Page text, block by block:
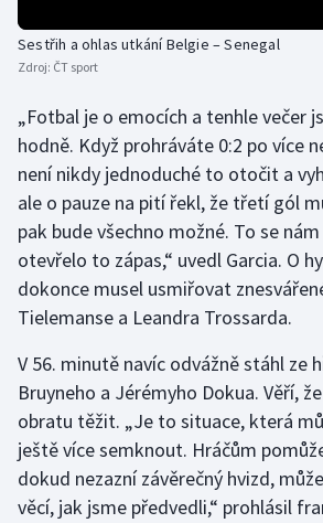
Olympijské hry
Parasport
Plavání
Plážový volejbal
Ragby
Rychlobruslení
Rychlostní kanoistika
Short track
Sportovní střelba
Sestřih a ohlas utkání Belgie – Senegal
Zdroj: ČT sport
„Fotbal je o emocích a tenhle večer
hodně. Když prohráváte 0:2 po více
není nikdy jednoduché to otočit a
ale o pauze na pití řekl, že třetí gól
pak bude všechno možné. To se
otevřelo to zápas,“ uvedl Garcia. O
dokonce musel usmiřovat
Tielemanse a Leandra Trossarda.
V 56. minutě navíc odvážně stáhl ze
Bruyneho a Jérémyho Dokua. Věří,
obratu těžit. „Je to situace, která
ještě více semknout. Hráčům
dokud nezazní závěrečný hvizd,
věcí, jak jsme předvedli,“ prohlásil